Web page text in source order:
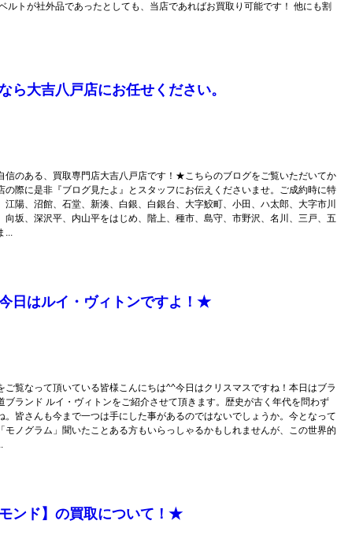
ルトが社外品であったとしても、当店であればお買取り可能です！ 他にも割
大吉八戸店にお任せください。
信のある、買取専門店大吉八戸店です！★こちらのブログをご覧いただいてか
際に是非『ブログ見たよ』とスタッフにお伝えくださいませ。ご成約時に特
陽、沼館、石堂、新湊、白銀、白銀台、大字鮫町、小田、ハ太郎、大字市川
坂、深沢平、内山平をはじめ、階上、種市、島守、市野沢、名川、三戸、五
...
日はルイ・ヴィトンですよ！★
覧なって頂いている皆様こんにちは^^今日はクリスマスですね！本日はブラ
ブランド ルイ・ヴィトンをご紹介させて頂きます。歴史が古く年代を問わず
皆さんも今まで一つは手にした事があるのではないでしょうか。今となって
ノグラム」聞いたことある方もいらっしゃるかもしれませんが、この世界的
ンド】の買取について！★